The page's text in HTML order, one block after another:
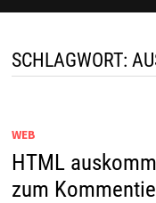
SCHLAGWORT:
WEB
HTML
zum